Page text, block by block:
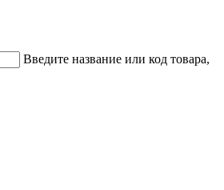
Введите название или код товара,